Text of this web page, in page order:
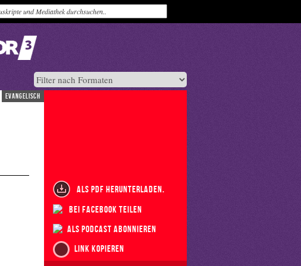
evangelisch
als PDF herunterladen.
bei Facebook teilen
als Podcast abonnieren
Link kopieren